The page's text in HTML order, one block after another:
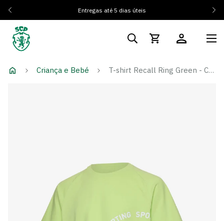
Entregas até 5 dias úteis
Criança e Bebé T-shirt Recall Ring Green - Criança